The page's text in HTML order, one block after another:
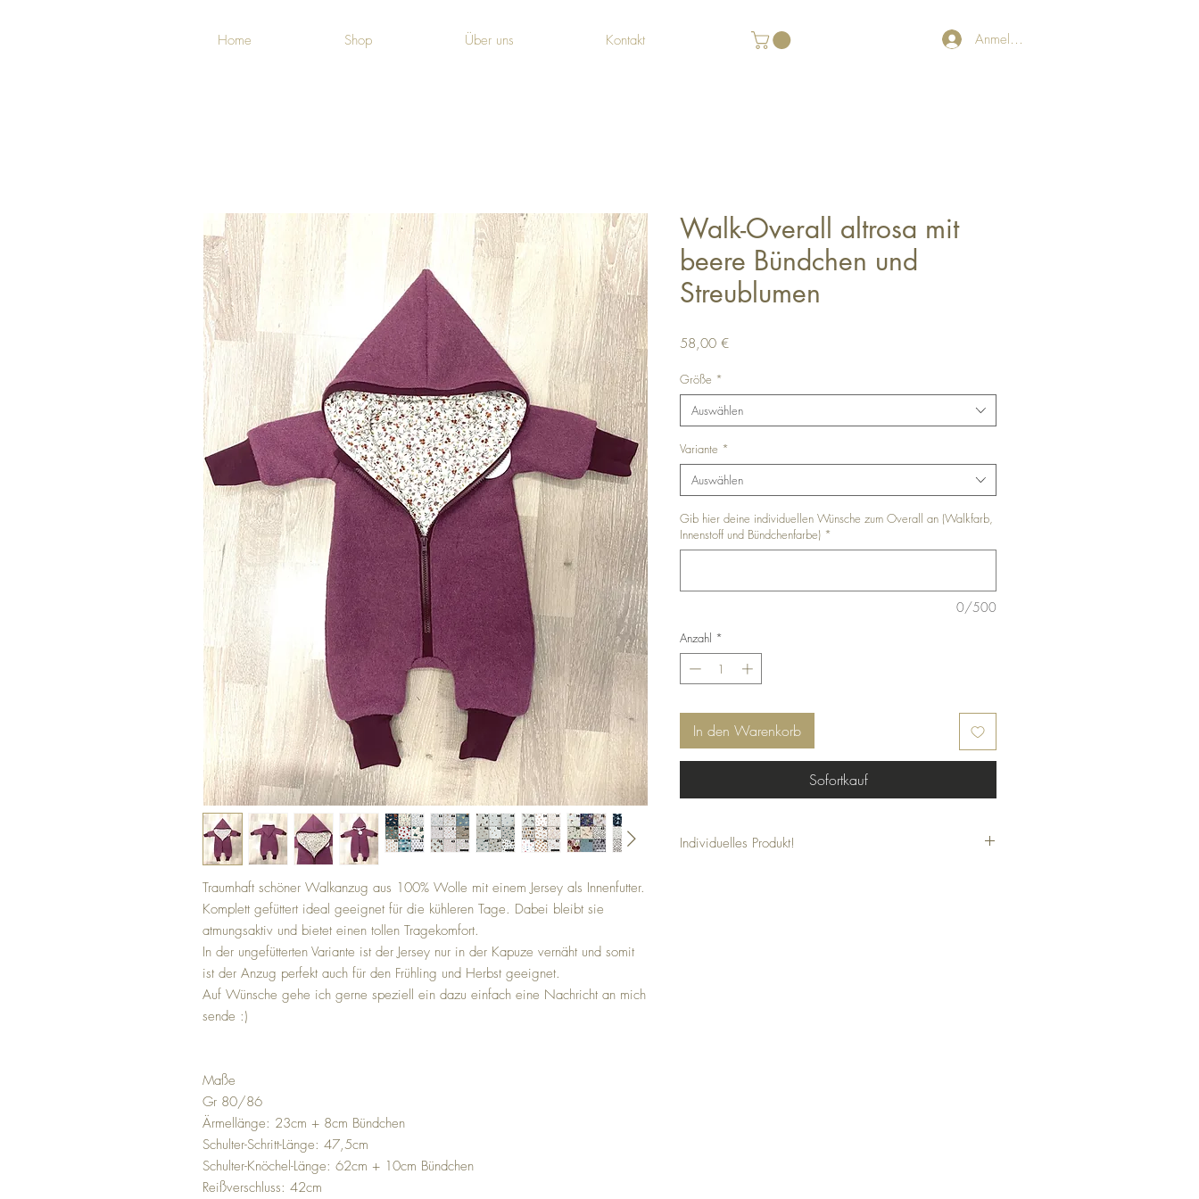
Home Shop Über uns Kontakt Anmelden
Traumhaft schöner Walkanzug aus 100% Wolle mit einem Jersey als Innenfutter.
Komplett gefüttert ideal geeignet für die kühleren Tage. Dabei bleibt sie
atmungsaktiv und bietet einen tollen Tragekomfort.
In der ungefütterten Variante ist der Jersey nur in der Kapuze vernäht und somit
ist der Anzug perfekt auch für den Frühling und Herbst geeignet.
Auf Wünsche gehe ich gerne speziell ein dazu einfach eine Nachricht an mich
sende :)
Maße
Gr 80/86
Ärmellänge: 23cm + 8cm Bündchen
Schulter-Schritt-Länge: 47,5cm
Schulter-Knöchel-Länge: 62cm + 10cm Bündchen
Reißverschluss: 42cm
Walk-Overall altrosa mit
beere Bündchen und
Streublumen
58,00 €Preis
Größe *
Auswählen
Variante *
Auswählen
Gib hier deine individuellen Wünsche zum Overall an (Walkfarb,
Innenstoff und Bündchenfarbe) *
0/500
Anzahl *
In den Warenkorb
Sofortkauf
Individuelles Produkt!